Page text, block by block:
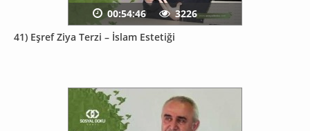
41) Eşref Ziya Terzi – İslam Estetiği
00:54:46 3226